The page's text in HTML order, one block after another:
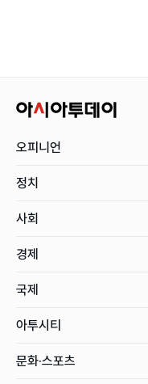
오피니언
정치
사회
경제
국제
아투시티
문화·스포츠